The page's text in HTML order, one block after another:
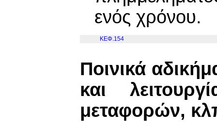
ενός χρόνου.
ΚΕΦ.154
Ποινικά
και
μεταφορών,